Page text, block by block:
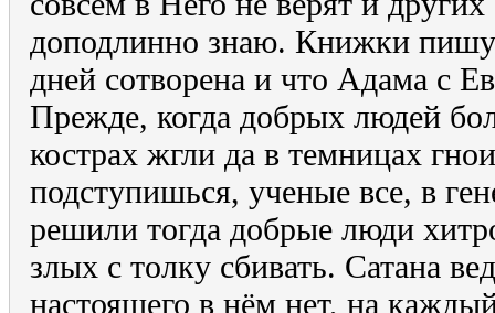
доподлинно знаю. Книжки
дней сотворена и что Адама с
Прежде, когда добрых людей
кострах жгли да в темницах
подступишься, ученые все, в
решили тогда добрые люди
злых с толку сбивать. Сатана
настоящего в нём нет, на